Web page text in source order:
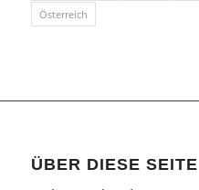
Österreich
ÜBER DIESE SEITE